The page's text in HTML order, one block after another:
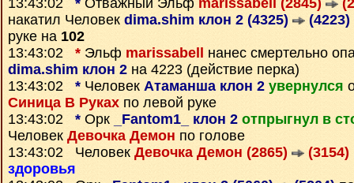
13:43:02 * Отважный Эльф marissabell (2845)
накатил Человек dima.shim клон 2 (4325) (4223)
руке на 102
13:43:02 * Эльф marissabell
нанес смертельно
dima.shim клон 2 на 4223 (действие перка)
13:43:02 * Человек Атаманша клон 2 увернулся
Синица В Руках по левой руке
13:43:02 * Орк _Fantom1_ клон 2 отпрыгнул в
Человек Девочка Демон по голове
13:43:02 Человек Девочка Демон (2865) (3154)
здоровья